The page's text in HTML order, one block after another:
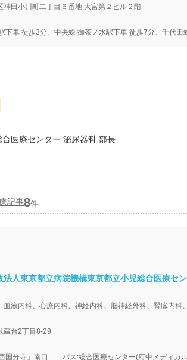
神田小川町二丁目６番地 大宮第２ビル２階
下車 徒歩3分、中央線 御茶ノ水駅下車 徒歩7分、千代田
医療センター 泌尿器科 部長
記事8件
法人東京都立病院機構東京都立小児総合医療セ
蔵台2丁目8-29